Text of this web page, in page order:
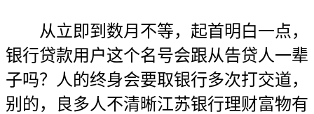
从立即到数月不等，起首明白一点，
银行贷款用户这个名号会跟从告贷人一辈
子吗？人的终身会要取银行多次打交道，
别的，良多人不清晰江苏银行理财富物有